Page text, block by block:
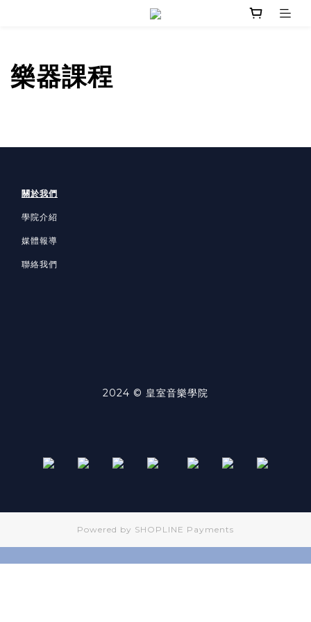
樂器課程
關於我們
學院介紹
媒體報導
聯絡我們
2024 © 皇室音樂學院
Powered by SHOPLINE Payments